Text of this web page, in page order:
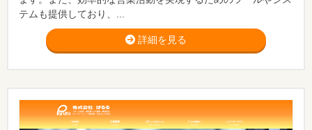
テムも提供しており、...
詳細を見る